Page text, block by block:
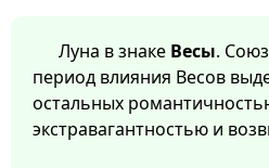
Луна в знаке Весы.
период влияния Весов
остальных
экстравагантностью и